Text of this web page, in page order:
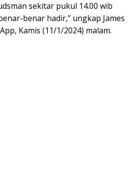
sekitar pukul 14.00 wib
benar hadir,” ungkap James
Kamis (11/1/2024) malam.